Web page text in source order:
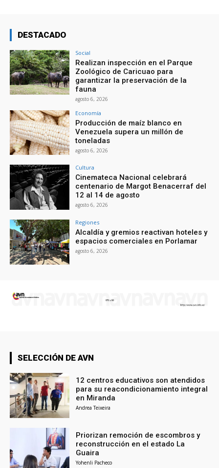
DESTACADO
Social
Realizan inspección en el Parque
Zoológico de Caricuao para
garantizar la preservación de la
fauna
agosto 6, 2026
Economía
Producción de maíz blanco en
Venezuela supera un millón de
toneladas
agosto 6, 2026
Cultura
Cinemateca Nacional celebrará
centenario de Margot Benacerraf del
12 al 14 de agosto
agosto 6, 2026
Regiones
Alcaldía y gremios reactivan hoteles y
espacios comerciales en Porlamar
agosto 6, 2026
SELECCIÓN DE AVN
12 centros educativos son atendidos
para su reacondicionamiento integral
en Miranda
Andrea Teixeira
Priorizan remoción de escombros y
reconstrucción en el estado La
Guaira
Yohenli Pacheco